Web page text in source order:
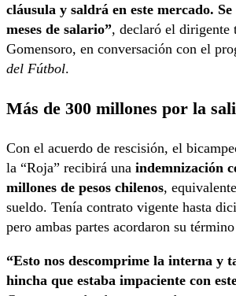
cláusula y saldrá en este mercado.
meses de salario”, declaró el dirigente
Gomensoro, en conversación con el
del Fútbol.
Más de 300 millones por la
Con el acuerdo de rescisión, el
la “Roja” recibirá una indemnización
millones de pesos chilenos,
sueldo. Tenía contrato vigente hasta
pero ambas partes acordaron su
“Esto nos descomprime la interna y
hincha que estaba impaciente con